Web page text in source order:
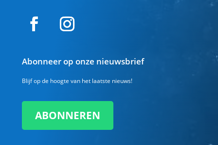
Abonneer op onze nieuwsbrief
Blijf op de hoogte van het laatste nieuws!
ABONNEREN